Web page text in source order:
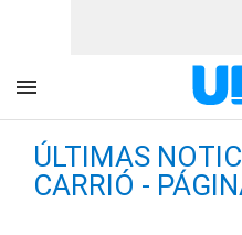
ÚLTIMAS
CARRIÓ -